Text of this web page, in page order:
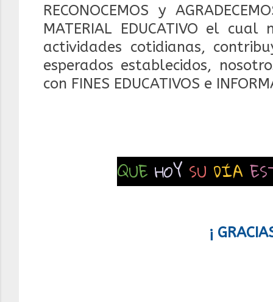
RECONOCEMOS y
MATERIAL EDUCATIVO el
actividades cotidianas,
esperados establecidos,
con FINES EDUCATIVOS e
QUE HOY SU DÍA
¡